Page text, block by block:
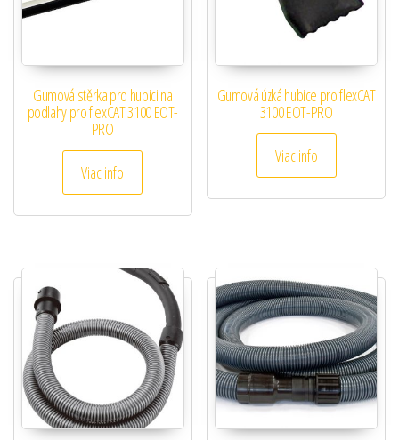
Gumová stěrka pro hubici na
podlahy pro flexCAT 3100 EOT-
PRO
Viac info
Gumová úzká hubice pro flexCAT
3100 EOT-PRO
Viac info